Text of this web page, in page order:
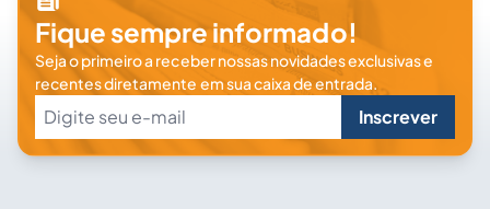
Fique sempre informado!
Seja o primeiro a receber nossas novidades exclusivas e
recentes diretamente em sua caixa de entrada.
Inscrever